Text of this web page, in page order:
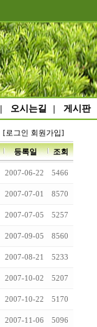
오시는길 | 게시판
[로그인 회원가입]
등록일 조회
2007-06-22 5466
2007-07-01 8570
2007-07-05 5257
2007-09-05 8560
2007-08-21 5233
2007-10-02 5207
2007-10-22 5170
2007-11-06 5096